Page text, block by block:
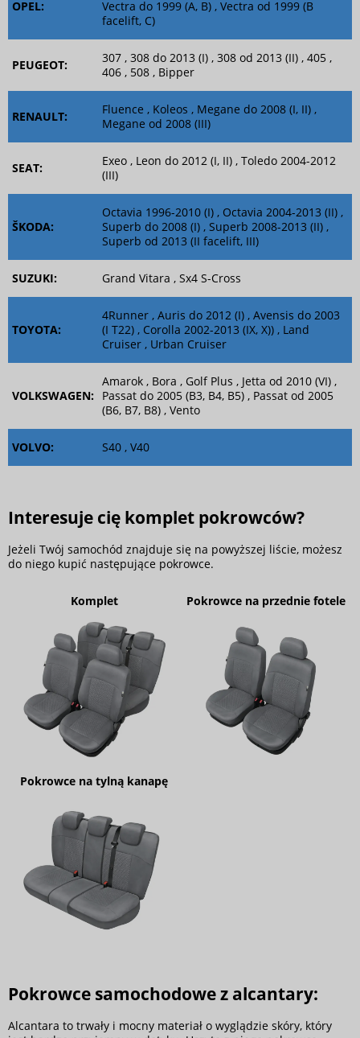
OPEL:
Vectra do 1999 (A, B) , Vectra od 1999 (B
facelift, C)
PEUGEOT:
307 , 308 do 2013 (I) , 308 od 2013 (II) , 405 ,
406 , 508 , Bipper
RENAULT:
Fluence , Koleos , Megane do 2008 (I, II) ,
Megane od 2008 (III)
SEAT:
Exeo , Leon do 2012 (I, II) , Toledo 2004-2012
(III)
ŠKODA:
Octavia 1996-2010 (I) , Octavia 2004-2013 (II) ,
Superb do 2008 (I) , Superb 2008-2013 (II) ,
Superb od 2013 (II facelift, III)
SUZUKI: Grand Vitara , Sx4 S-Cross
TOYOTA:
4Runner , Auris do 2012 (I) , Avensis do 2003
(I T22) , Corolla 2002-2013 (IX, X)) , Land
Cruiser , Urban Cruiser
VOLKSWAGEN:
Amarok , Bora , Golf Plus , Jetta od 2010 (VI) ,
Passat do 2005 (B3, B4, B5) , Passat od 2005
(B6, B7, B8) , Vento
VOLVO: S40 , V40
Interesuje cię komplet pokrowców?
Jeżeli Twój samochód znajduje się na powyższej liście, możesz
do niego kupić następujące pokrowce.
Komplet Pokrowce na przednie fotele
Pokrowce na tylną kanapę
Pokrowce samochodowe z alcantary:
Alcantara to trwały i mocny materiał o wyglądzie skóry, który